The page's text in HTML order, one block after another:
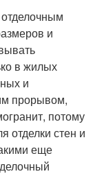
и
в жилых
и
прорывом,
потому
отделки стен и
еще